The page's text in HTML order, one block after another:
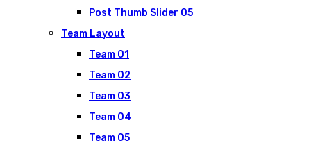
Post Thumb Slider 05
Team Layout
Team 01
Team 02
Team 03
Team 04
Team 05